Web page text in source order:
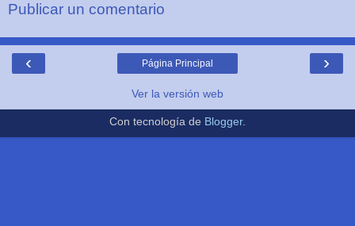
Publicar un comentario
‹ ›
Página Principal
Ver la versión web
Con tecnología de Blogger.